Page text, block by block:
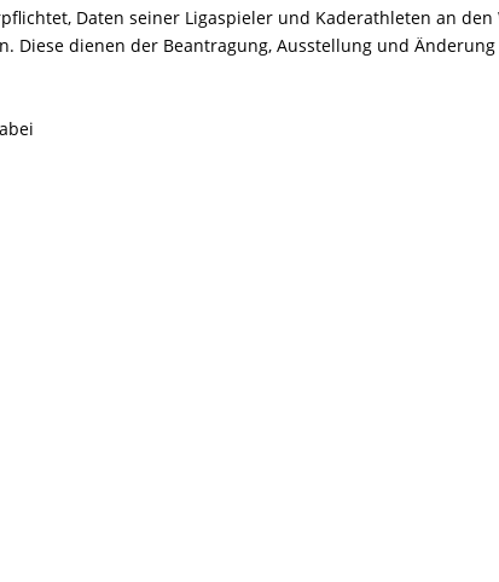
Daten seiner Ligaspieler und Kaderathleten an den
Diese dienen der Beantragung, Ausstellung und Änderung